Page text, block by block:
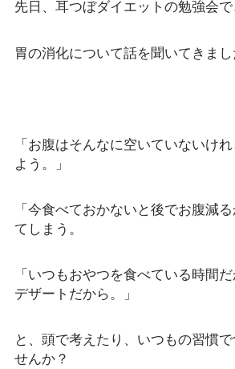
先日、耳つぼダイエットの勉強会で
胃の消化について話を聞いてきまし
「お腹はそんなに空いていないけ
よう。」
「今食べておかないと後でお腹減
てしまう。
「いつもおやつを食べている時間
デザートだから。」
と、頭で考えたり、いつもの習慣
せんか？